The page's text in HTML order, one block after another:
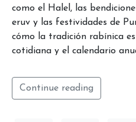
como el Halel, las
eruv y las festividades de
cómo la tradición rabínica
cotidiana y el calendario
Continue reading